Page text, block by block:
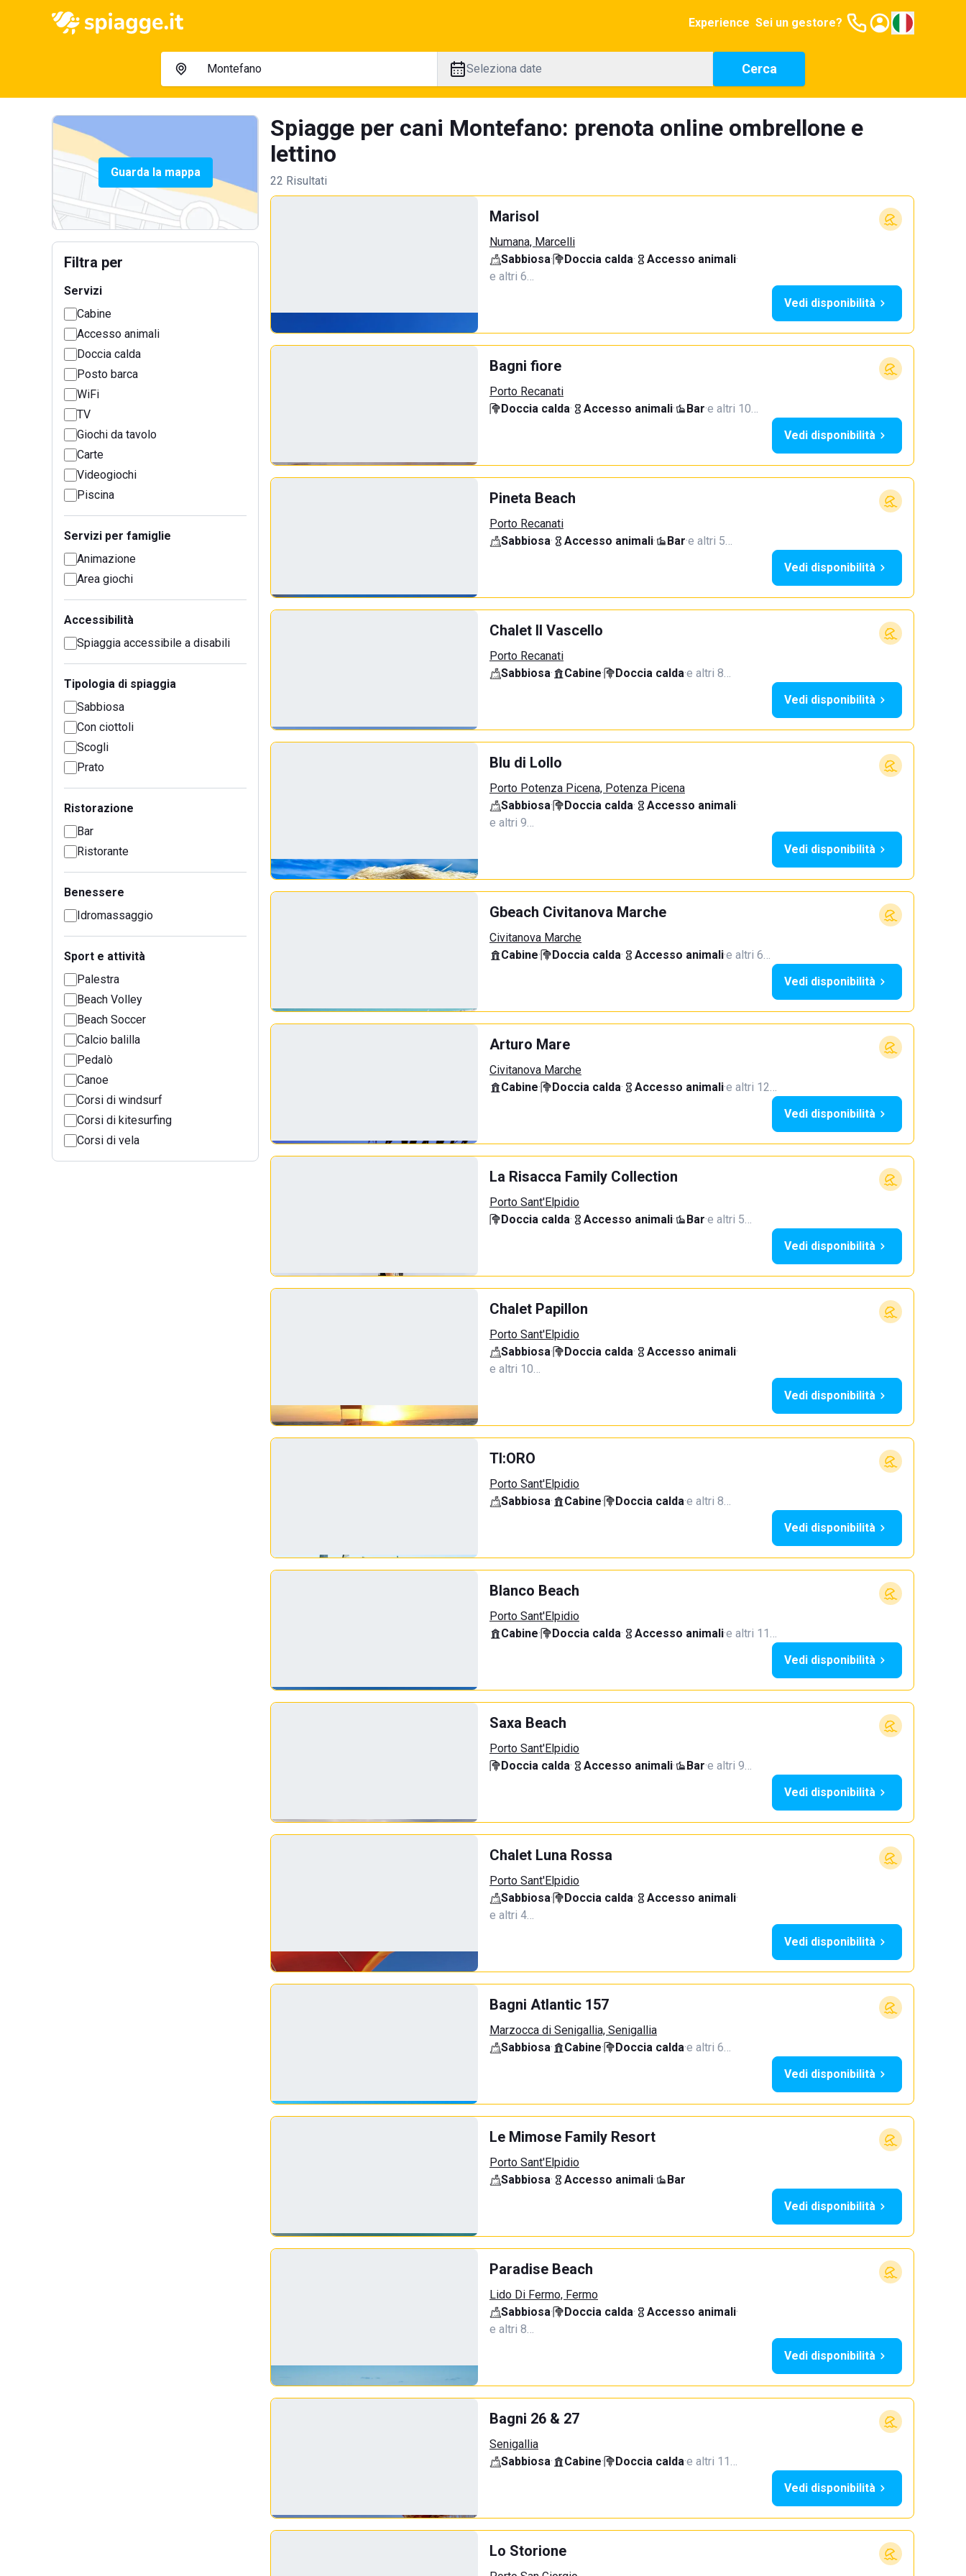
Experience Sei un gestore?
Seleziona date Cerca
Guarda la mappa
Filtra per
Servizi
Cabine
Accesso animali
Doccia calda
Posto barca
WiFi
TV
Giochi da tavolo
Carte
Videogiochi
Piscina
Servizi per famiglie
Animazione
Area giochi
Accessibilità
Spiaggia accessibile a disabili
Tipologia di spiaggia
Sabbiosa
Con ciottoli
Scogli
Prato
Ristorazione
Bar
Ristorante
Benessere
Idromassaggio
Sport e attività
Palestra
Beach Volley
Beach Soccer
Calcio balilla
Pedalò
Canoe
Corsi di windsurf
Corsi di kitesurfing
Corsi di vela
Spiagge per cani Montefano: prenota online ombrellone e
lettino
22 Risultati
Marisol
Numana, Marcelli
Sabbiosa· Doccia calda· Accesso animali·
e altri 6…
Vedi disponibilità
Bagni fiore
Porto Recanati
Doccia calda· Accesso animali· Bar·e altri 10…
Vedi disponibilità
Pineta Beach
Porto Recanati
Sabbiosa· Accesso animali· Bar·e altri 5…
Vedi disponibilità
Chalet Il Vascello
Porto Recanati
Sabbiosa· Cabine· Doccia calda·e altri 8…
Vedi disponibilità
Blu di Lollo
Porto Potenza Picena, Potenza Picena
Sabbiosa· Doccia calda· Accesso animali·
e altri 9…
Vedi disponibilità
Gbeach Civitanova Marche
Civitanova Marche
Cabine· Doccia calda· Accesso animali·e altri 6…
Vedi disponibilità
Arturo Mare
Civitanova Marche
Cabine· Doccia calda· Accesso animali·e altri 12…
Vedi disponibilità
La Risacca Family Collection
Porto Sant'Elpidio
Doccia calda· Accesso animali· Bar·e altri 5…
Vedi disponibilità
Chalet Papillon
Porto Sant'Elpidio
Sabbiosa· Doccia calda· Accesso animali·
e altri 10…
Vedi disponibilità
TI:ORO
Porto Sant'Elpidio
Sabbiosa· Cabine· Doccia calda·e altri 8…
Vedi disponibilità
Blanco Beach
Porto Sant'Elpidio
Cabine· Doccia calda· Accesso animali·e altri 11…
Vedi disponibilità
Saxa Beach
Porto Sant'Elpidio
Doccia calda· Accesso animali· Bar·e altri 9…
Vedi disponibilità
Chalet Luna Rossa
Porto Sant'Elpidio
Sabbiosa· Doccia calda· Accesso animali·
e altri 4…
Vedi disponibilità
Bagni Atlantic 157
Marzocca di Senigallia, Senigallia
Sabbiosa· Cabine· Doccia calda·e altri 6…
Vedi disponibilità
Le Mimose Family Resort
Porto Sant'Elpidio
Sabbiosa· Accesso animali·
Bar
Vedi disponibilità
Paradise Beach
Lido Di Fermo, Fermo
Sabbiosa· Doccia calda· Accesso animali·
e altri 8…
Vedi disponibilità
Bagni 26 & 27
Senigallia
Sabbiosa· Cabine· Doccia calda·e altri 11…
Vedi disponibilità
Lo Storione